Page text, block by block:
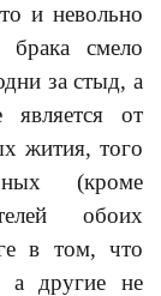
и невольно
смело
за стыд, а
от
жития, того
(кроме
обоих
в том, что
а другие не